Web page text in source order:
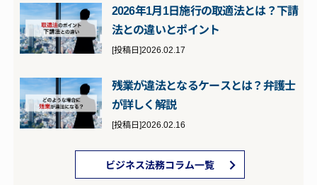
2026年1月1日施行の取適法とは？下請
法との違いとポイント
[投稿日]2026.02.17
残業が違法となるケースとは？弁護士
が詳しく解説
[投稿日]2026.02.16
ビジネス法務コラム一覧